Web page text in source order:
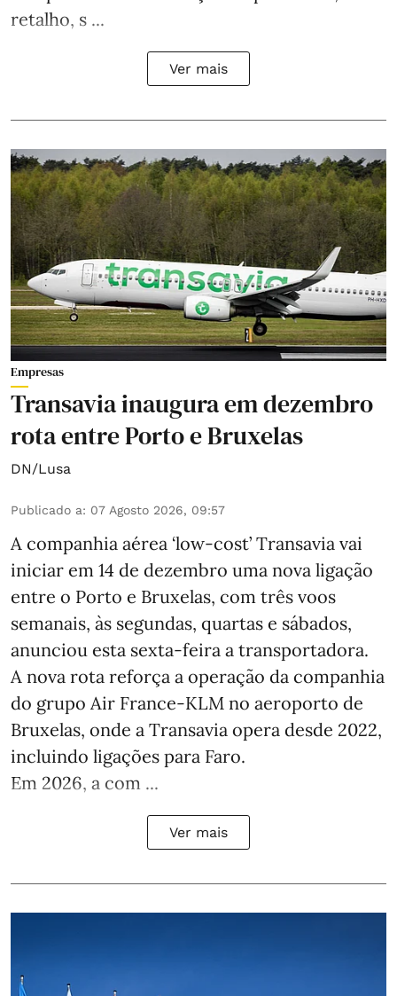
retalho, s ...
Ver mais
Empresas
Transavia inaugura em dezembro
rota entre Porto e Bruxelas
DN/Lusa
Publicado a: 07 Agosto 2026, 09:57
A companhia aérea ‘low-cost’ Transavia vai
iniciar em 14 de dezembro uma nova ligação
entre o Porto e Bruxelas, com três voos
semanais, às segundas, quartas e sábados,
anunciou esta sexta-feira a transportadora.
A nova rota reforça a operação da companhia
do grupo Air France-KLM no aeroporto de
Bruxelas, onde a Transavia opera desde 2022,
incluindo ligações para Faro.
Em 2026, a com ...
Ver mais